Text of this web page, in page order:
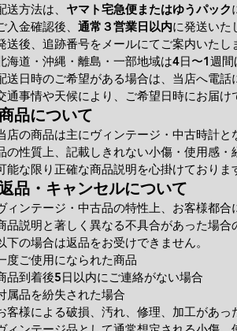
送方法は、 ヤマト宅急便またはゆうパック
入金確認後、 通常３営業日以内に発送いた
送後、追跡番号をメールにてご案内いたし
海道・沖縄・離島・一部地域は4日〜1週
送日時のご希望がある場合は、当店へ電話
通事情や天候により、ご希望日時にお届け
品について
店の商品は主にヴィンテージ・中古時計
の性質上、記載しきれない小傷・使用感・
能な限り正確な商品説明を心掛けており
品・キャンセルについて
ィンテージ・中古品の特性上、お客様都
品説明と著しく異なる不具合があった場
下の場合は返品をお受けできません。
度ご使用になられた商品
品到着後5日以内にご連絡がない場合
属品を紛失された場合
客様による破損、汚れ、修理、加工があっ